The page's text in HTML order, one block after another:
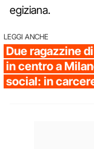
egiziana.
LEGGI ANCHE
Due ragazzine
in centro a
social: in